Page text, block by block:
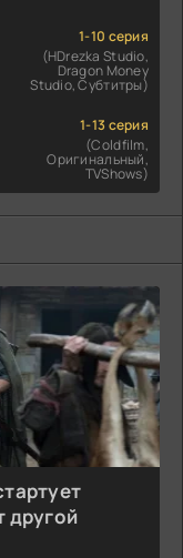
1-10 серия
(HDrezka Studio,
Dragon Money
Studio, Субтитры)
1-13 серия
(Coldfilm,
Оригинальный,
TVShows)
другой